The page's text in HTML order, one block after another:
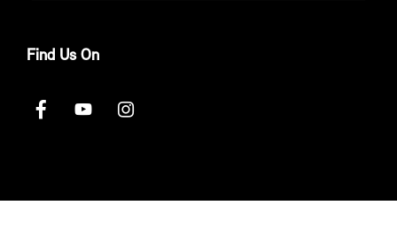
Find Us On